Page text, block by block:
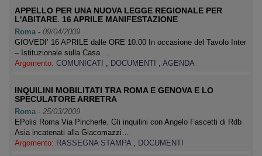
APPELLO PER UNA NUOVA LEGGE REGIONALE PER
L'ABITARE. 16 APRILE MANIFESTAZIONE
Roma - 09/04/2009
GIOVEDI’ 16 APRILE dalle ORE 10.00 In occasione del Tavolo Inter
– Istituzionale sulla Casa …
Argomento: COMUNICATI , DOCUMENTI , AGENDA
INQUILINI MOBILITATI TRA ROMA E GENOVA E LO
SPECULATORE ARRETRA
Roma - 25/03/2009
EPolis Roma Via Pincherle. Gli inquilini con Angelo Fascetti di Rdb
Asia incatenati alla Giacomazzi…
Argomento: RASSEGNA STAMPA , DOCUMENTI